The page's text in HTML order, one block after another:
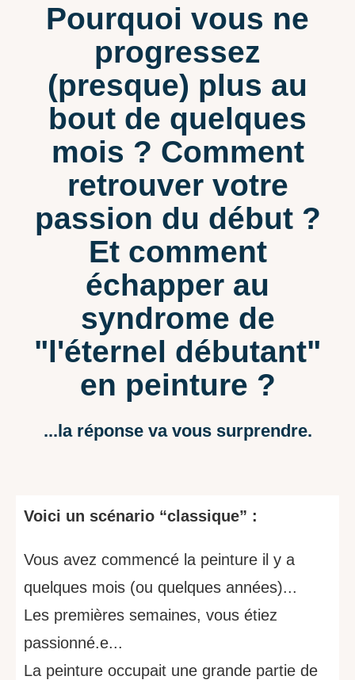
Pourquoi vous ne
progressez
(presque) plus au
bout de quelques
mois ? Comment
retrouver votre
passion du début ?
Et comment
échapper au
syndrome de
"l'éternel débutant"
en peinture ?
...la réponse va vous surprendre.
Voici un scénario “classique” :
Vous avez commencé la peinture il y a
quelques mois (ou quelques années)...
Les premières semaines, vous étiez
passionné.e...
La peinture occupait une grande partie de